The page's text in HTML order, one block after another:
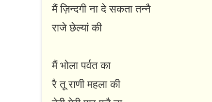
मैं ज़िन्दगी ना दे सकता तन्नै
राजे छेल्यां की
मैं भोला पर्वत का
रै तू राणी महला की